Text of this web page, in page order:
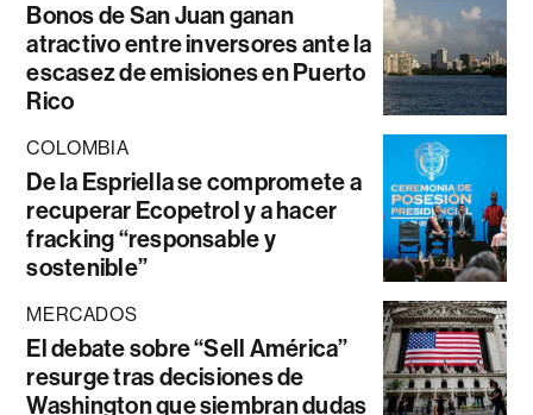
Bonos de San Juan ganan
atractivo entre inversores ante la
escasez de emisiones en Puerto
Rico
COLOMBIA
De la Espriella se compromete a
recuperar Ecopetrol y a hacer
fracking “responsable y
sostenible”
MERCADOS
El debate sobre “Sell América”
resurge tras decisiones de
Washington que siembran dudas